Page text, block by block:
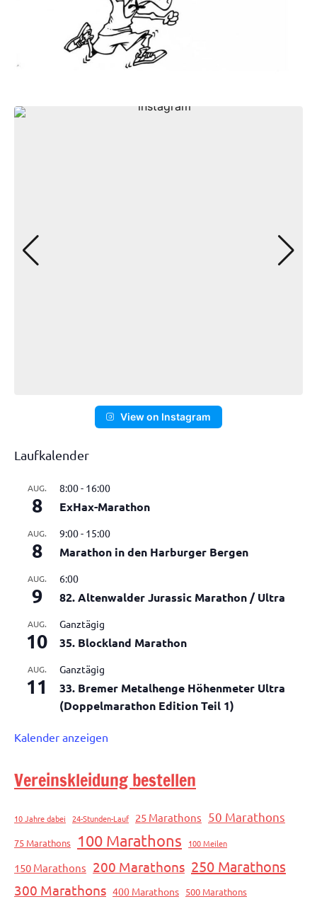
View on Instagram
Laufkalender
AUG.
8
8:00- 16:00
ExHax-Marathon
AUG.
8
9:00- 15:00
Marathon in den Harburger Bergen
AUG.
9
6:00
82. Altenwalder Jurassic Marathon / Ultra
AUG.
10
Ganztägig
35. Blockland Marathon
AUG.
11
Ganztägig
33. Bremer Metalhenge Höhenmeter Ultra
(Doppelmarathon Edition Teil 1)
Kalender anzeigen
Vereinskleidung bestellen
10 Jahre dabei 24-Stunden-Lauf 25 Marathons 50 Marathons
75 Marathons 100 Marathons 100 Meilen
150 Marathons 200 Marathons 250 Marathons
300 Marathons 400 Marathons 500 Marathons